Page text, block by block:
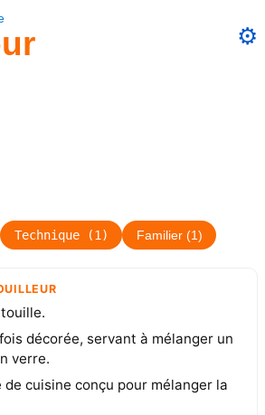
⚙️
Technique(1 ) Familier(1 )
décorée, servant à mélanger un
verre.
de cuisine conçu pour mélanger la